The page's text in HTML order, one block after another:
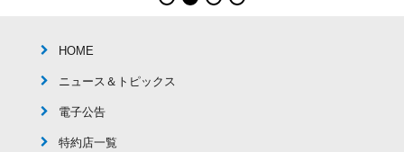
HOME
ニュース＆トピックス
電子公告
特約店一覧